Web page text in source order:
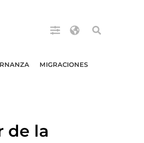
MIGRACIONES
de la